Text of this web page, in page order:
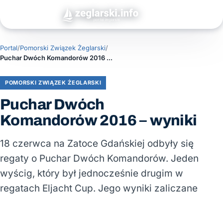
Portal/Pomorski Związek Żeglarski/
Puchar Dwóch Komandorów 2016 – wyniki
POMORSKI ZWIĄZEK ŻEGLARSKI
Puchar Dwóch
Komandorów 2016 – wyniki
18 czerwca na Zatoce Gdańskiej odbyły się
regaty o Puchar Dwóch Komandorów. Jeden
wyścig, który był jednocześnie drugim w
regatach Eljacht Cup. Jego wyniki zaliczane